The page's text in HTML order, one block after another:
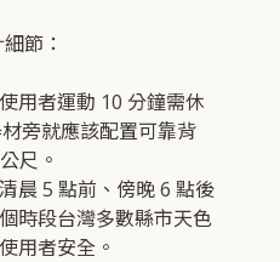
節：
用者運動 10 分鐘需休
旁就應該配置可靠背
尺。
晨 5 點前、傍晚 6 點後
時段台灣多數縣市天色
用者安全。